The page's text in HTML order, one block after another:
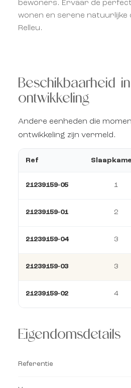
bewoners. Ervaar de
wonen en serene natuurlijke
Relleu.
Beschikbaarheid
ontwikkeling
Andere eenheden die
ontwikkeling zijn vermeld.
Ref
21239159-05 1
21239159-01 2
21239159-04 3
21239159-03 3
21239159-02 4
Eigendomsdetails
Referentie